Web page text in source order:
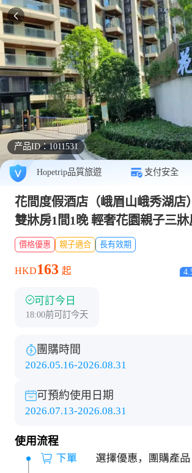
产品ID：1011531
Hopetrip品質旅遊 支付安全
花間度假酒店（峨眉山峨秀湖店
雙牀房1間1晚 輕奢花園親子三牀
價格優惠 親子適合 長有效期
HKD163 起
可訂今日
18:00前可訂今天
團購時間
2026.05.16-2026.08.31
可預約使用日期
2026.07.13-2026.08.31
使用流程